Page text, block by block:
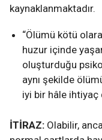
kaynaklanmaktadır.
“Ölümü kötü
huzur içinde
oluşturduğu
aynı şekilde
iyi bir hâle
İTİRAZ: Olabilir,